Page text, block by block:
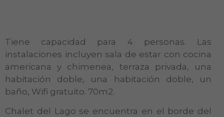
Tiene capacidad para 4 personas. Las
instalaciones incluyen sala de estar con cocina
americana y chimenea, terraza privada, una
habitación doble, una habitación doble, un
baño, Wifi gratuito. 70m2.
Chalet del Lago se encuentra en el borde del